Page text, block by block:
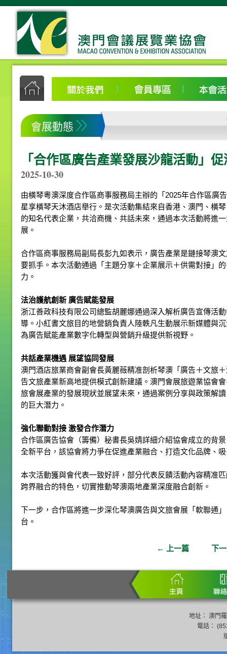
會展動態
「合作區廣告產業發展沙龍活動」
2025-10-30
由橫琴粵澳深度合作區商事服務局主辦的「2025年合作區廣
星享橫琴天沐酒店舉行。是次活動集結來自香港、澳門、橫
的知名代表企業，共洽商機、共話未來，通過本次活動將進
展。
合作區商事服務局副局長彭九如表示，廣告產業是鏈接琴澳
要抓手。本次活動通過「主題分享＋企業展示＋供需對接」
力。
法治護航創新 廣告賦能發展
浙江善政科技有限公司總監胡麗娜通過深入解析廣告宣傳活
導。小紅書文旅目的地營銷負責人陸軼凡生動展示新媒體與
為廣告賦能產業數字化轉型與營銷升級提供新視野。
共話產業機遇 展望協同發展
澳門酒店旅業商會副會長黃麗薇精准剖析琴澳「廣告＋文旅
告文旅產業新高地提供模式創新建議。澳門會展旅遊業協會
旅會展產業的發展現狀並展望未來，通過案例分享與政策解
的巨大潛力。
強化聯動對接 激發合作潛力
合作區廣告協會（籌備）秘書長吳婧詳細介紹協會成立的背
全新平台，該協會將力爭在促進產業融合、打造文化品牌、
本次活動獲與會代表一致好評，部分代表反饋活動內容精准
跨界融合的特色，切實推動琴澳兩地產業深度融合創新。
下一步，合作區將進一步深化琴澳廣告與文旅會展「軟聯通
台。
← 上一篇 下
地址： 澳門
電話：